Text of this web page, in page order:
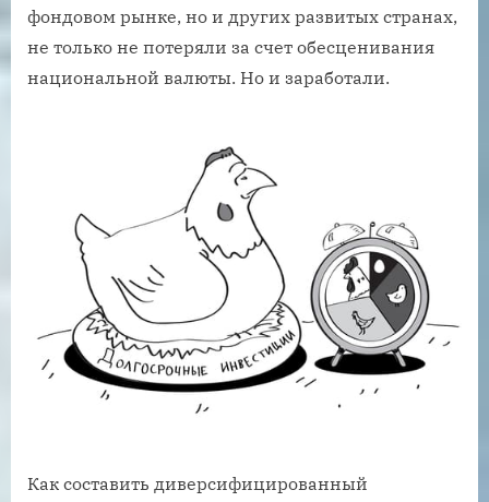
фондовом рынке, но и других развитых странах,
не только не потеряли за счет обесценивания
национальной валюты. Но и заработали.
Как составить диверсифицированный